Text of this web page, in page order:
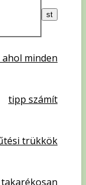
minden
tipp számít
trükkök